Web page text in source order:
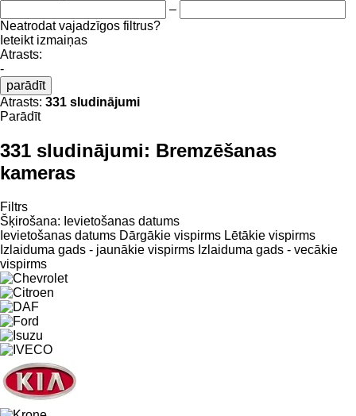
–
Neatrodat vajadzīgos filtrus?
Ieteikt izmaiņas
Atrasts:
-
parādīt
Atrasts: 331 sludinājumi
Parādīt
331 sludinājumi: Bremzēšanas
kameras
Filtrs
Šķirošana: Ievietošanas datums
Ievietošanas datums Dārgākie vispirms Lētākie vispirms
Izlaiduma gads - jaunākie vispirms Izlaiduma gads - vecākie
vispirms